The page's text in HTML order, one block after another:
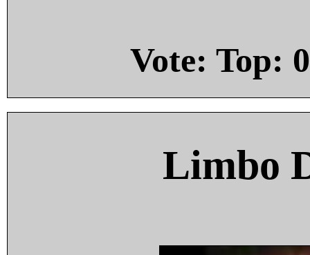
Vote: Top: 0
Limbo